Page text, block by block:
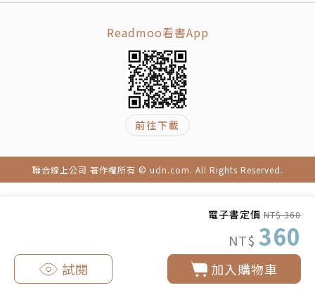
電子書定價 NT$ 360
NT$ 360
加入購物車
試閱
1. 言武門《師道》講師特訓
2. 言武門《文字道》文字特訓
3. 言武門《話道》說話特訓
8. 言武門一掌覺
相關著作:《大商的味道：團隊式口碑行銷的教戰手
冊，商業組織裡務必人手一冊的商用兵法書》《美麗傳
奇》《翻轉命運的力量：星座血型生命靈數最佳指南》
不一樣的面對
天生我才
自己的分數自己給
你在找什麼
Readmoo看書App
前往下載
聯合線上公司 著作權所有 © udn.com. All Rights Reserved.